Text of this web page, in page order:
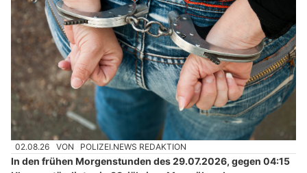
02.08.26 VON POLIZEI.NEWS REDAKTION
In den frühen Morgenstunden des 29.07.2026, gegen 04:15